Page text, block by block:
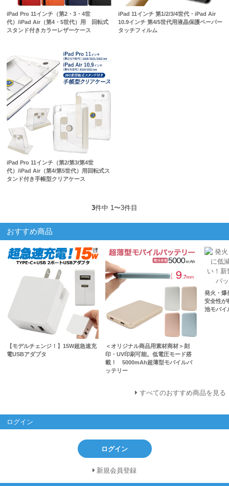
iPad Pro 11インチ（第2・3・4世
代）/iPad Air（第4・5世代）用 回転式
スタンド付きカラーレザーケース
iPad 11インチ 第1/2/3/4世代・iPad Air
10.9インチ 第4/5世代用液晶保護ペーパー
タッチフィルム
iPad Pro 11インチ（第2/第3/第4世
代）/iPad Air（第4/第5世代）用回転式ス
タンド付き手帳型クリアケース
3件中 1〜3件目
おすすめ商品
【モデルチェンジ！】15W超急速充
電USBアダプタ
＜オリジナル商品用素材商材＞刻
印・UV印刷可能。低電圧モード搭
載！ 5000mAh超薄型モバイルバ
ッテリー
発火・爆
安全性が
池モバイ
すべてのおすすめ商品を見る
ログイン
ログイン
新規会員登録